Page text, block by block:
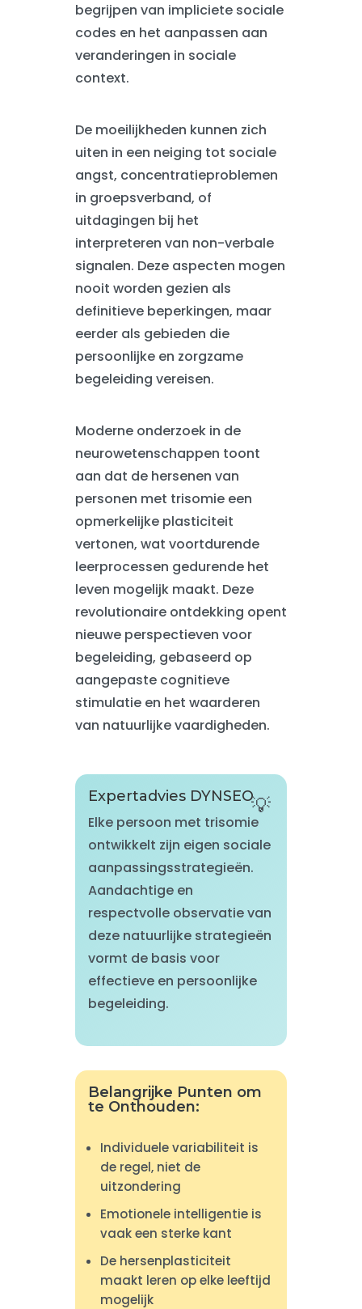
begrijpen van impliciete sociale
codes en het aanpassen aan
veranderingen in sociale
context.
De moeilijkheden kunnen zich
uiten in een neiging tot sociale
angst, concentratieproblemen
in groepsverband, of
uitdagingen bij het
interpreteren van non-verbale
signalen. Deze aspecten mogen
nooit worden gezien als
definitieve beperkingen, maar
eerder als gebieden die
persoonlijke en zorgzame
begeleiding vereisen.
Moderne onderzoek in de
neurowetenschappen toont
aan dat de hersenen van
personen met trisomie een
opmerkelijke plasticiteit
vertonen, wat voortdurende
leerprocessen gedurende het
leven mogelijk maakt. Deze
revolutionaire ontdekking opent
nieuwe perspectieven voor
begeleiding, gebaseerd op
aangepaste cognitieve
stimulatie en het waarderen
van natuurlijke vaardigheden.
Expertadvies DYNSEO
Elke persoon met trisomie
ontwikkelt zijn eigen sociale
aanpassingsstrategieën.
Aandachtige en
respectvolle observatie van
deze natuurlijke strategieën
vormt de basis voor
effectieve en persoonlijke
begeleiding.
Belangrijke Punten om
te Onthouden:
Individuele variabiliteit is
de regel, niet de
uitzondering
Emotionele intelligentie is
vaak een sterke kant
De hersenplasticiteit
maakt leren op elke leeftijd
mogelijk